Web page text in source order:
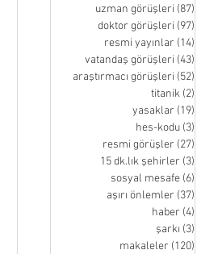
uzman görüşleri (87)
doktor görüşleri (97)
resmi yayınlar (14)
vatandaş görüşleri (43)
araştırmacı görüşleri (52)
titanik (2)
yasaklar (19)
hes-kodu (3)
resmi görüşler (27)
15 dk.lık şehirler (3)
sosyal mesafe (6)
aşırı önlemler (37)
haber (4)
şarkı (3)
makaleler (120)